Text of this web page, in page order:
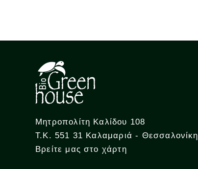
Μητροπολίτη Καλίδου 108
Τ.Κ. 551 31 Καλαμαριά - Θεσσαλονίκη
Βρείτε μας στο χάρτη